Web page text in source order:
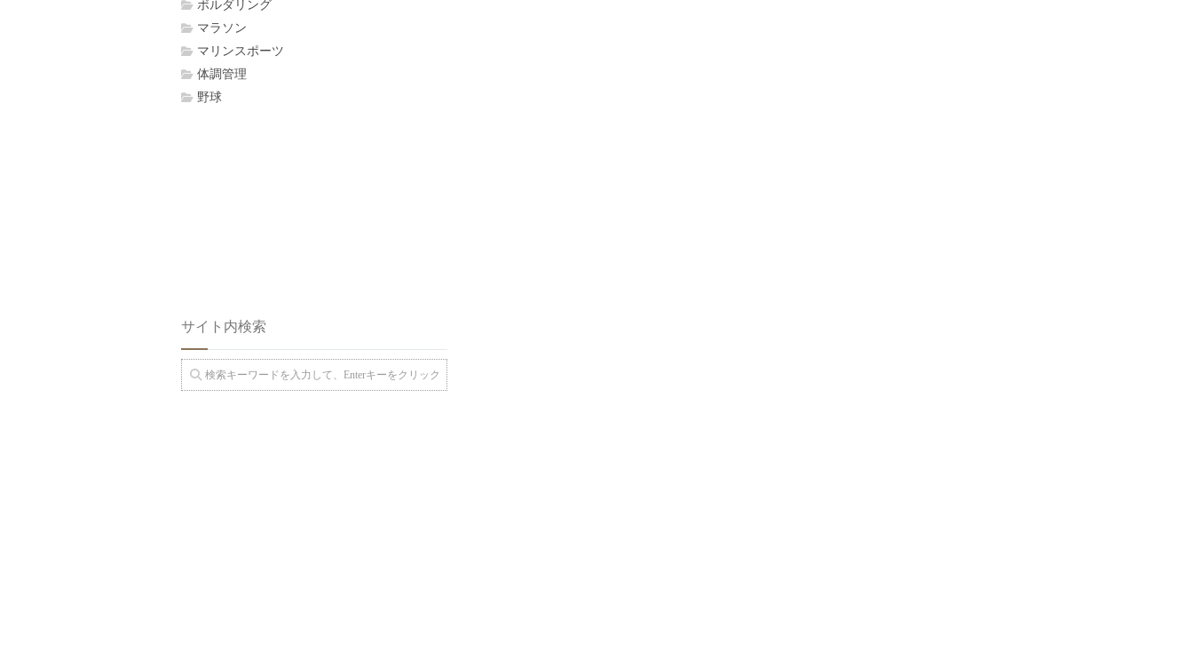
ボルダリング
マラソン
マリンスポーツ
体調管理
野球
サイト内検索